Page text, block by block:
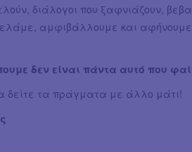
διάλογοι που ξαφνιάζουν,
αμφιβάλλουμε και αφήνουμε
δεν είναι πάντα αυτό που
δείτε τα πράγματα με άλλο μάτι!